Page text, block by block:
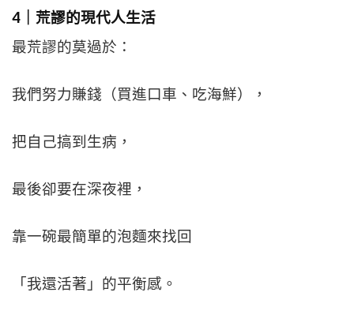
4｜荒謬的現代人生活
最荒謬的莫過於：
我們努力賺錢（買進口車、吃海鮮），
把自己搞到生病，
最後卻要在深夜裡，
靠一碗最簡單的泡麵來找回
「我還活著」的平衡感。